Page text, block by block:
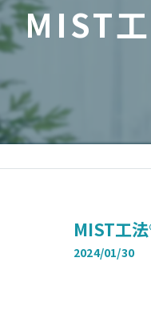
MIST
MIST工
2024/01/30